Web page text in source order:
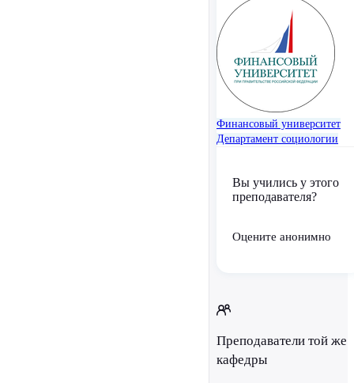
Финансовый университет
Департамент социологии
Вы учились у этого
преподавателя?
Оцените анонимно
Преподаватели той же
кафедры